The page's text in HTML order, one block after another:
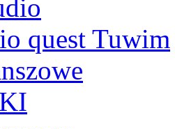
quest Tuwim